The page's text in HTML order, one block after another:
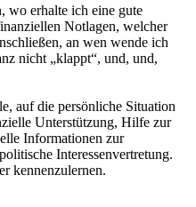
wo erhalte ich eine gute
Notlagen, welcher
an wen wende ich
nicht „klappt“, und, und,
auf die persönliche Situation
Unterstützung, Hilfe zur
Informationen zur
Interessenvertretung.
kennenzulernen.